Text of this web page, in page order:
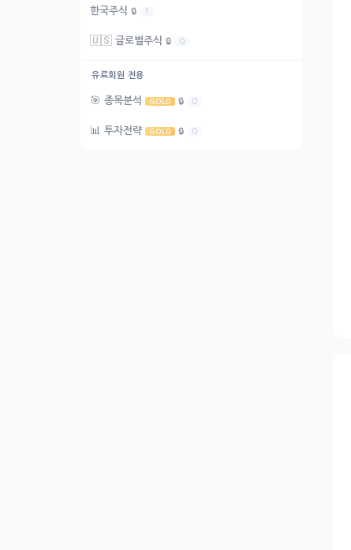
한국주식 🔒 1
🇺🇸 글로벌주식 🔒 0
유료회원 전용
🎯 종목분석 GOLD 🔒 0
📊 투자전략 GOLD 🔒 0